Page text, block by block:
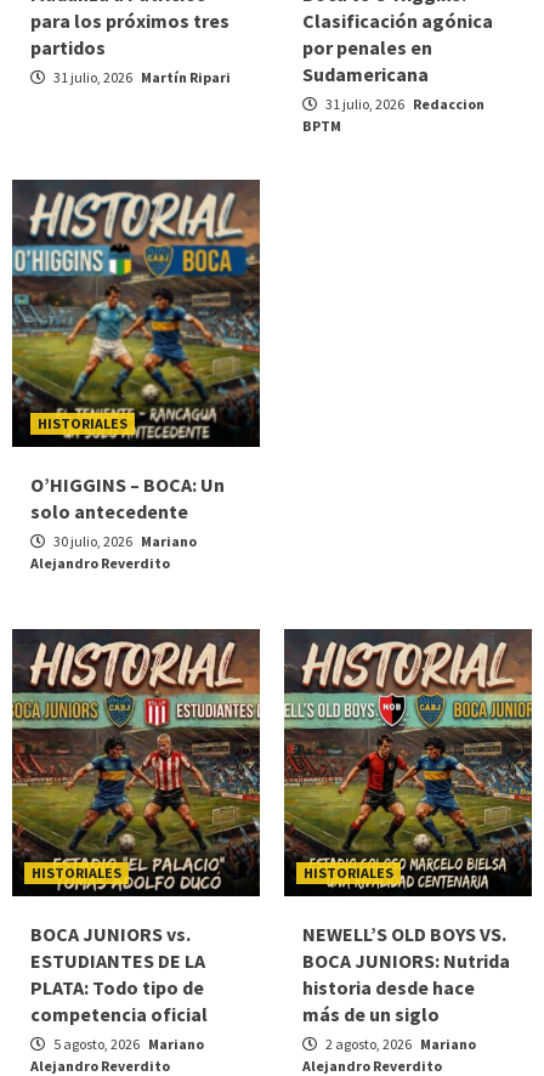
para los próximos tres
partidos
31 julio, 2026 Martín Ripari
Clasificación agónica
por penales en
Sudamericana
31 julio, 2026 Redaccion
BPTM
HISTORIALES
O’HIGGINS – BOCA: Un
solo antecedente
30 julio, 2026 Mariano
Alejandro Reverdito
HISTORIALES
BOCA JUNIORS vs.
ESTUDIANTES DE LA
PLATA: Todo tipo de
competencia oficial
5 agosto, 2026 Mariano
Alejandro Reverdito
HISTORIALES
NEWELL’S OLD BOYS VS.
BOCA JUNIORS: Nutrida
historia desde hace
más de un siglo
2 agosto, 2026 Mariano
Alejandro Reverdito